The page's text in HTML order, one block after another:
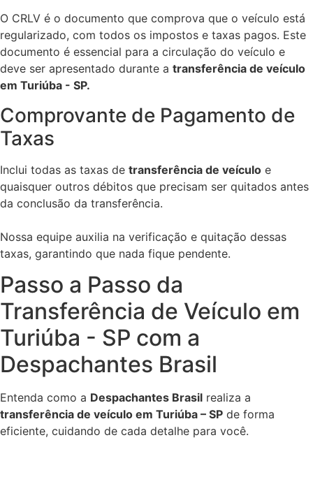
O CRLV é o documento que comprova que o veículo está
regularizado, com todos os impostos e taxas pagos. Este
documento é essencial para a circulação do veículo e
deve ser apresentado durante a transferência de veículo
em Turiúba - SP.
Comprovante de Pagamento de
Taxas
Inclui todas as taxas de transferência de veículo e
quaisquer outros débitos que precisam ser quitados antes
da conclusão da transferência.
Nossa equipe auxilia na verificação e quitação dessas
taxas, garantindo que nada fique pendente.
Passo a Passo da
Transferência de Veículo em
Turiúba - SP com a
Despachantes Brasil
Entenda como a Despachantes Brasil realiza a
transferência de veículo em Turiúba – SP de forma
eficiente, cuidando de cada detalhe para você.